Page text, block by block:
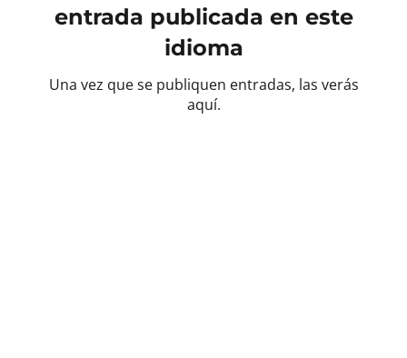
entrada publicada en este
idioma
Una vez que se publiquen entradas, las verás
aquí.